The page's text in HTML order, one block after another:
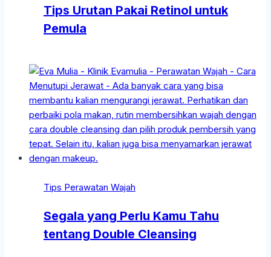
Tips Urutan Pakai Retinol untuk
Pemula
Tips Perawatan Wajah
Segala yang Perlu Kamu Tahu
tentang Double Cleansing